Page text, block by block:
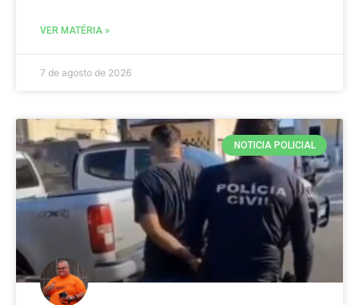
VER MATÉRIA »
7 de agosto de 2026
NOTICIA POLICIAL